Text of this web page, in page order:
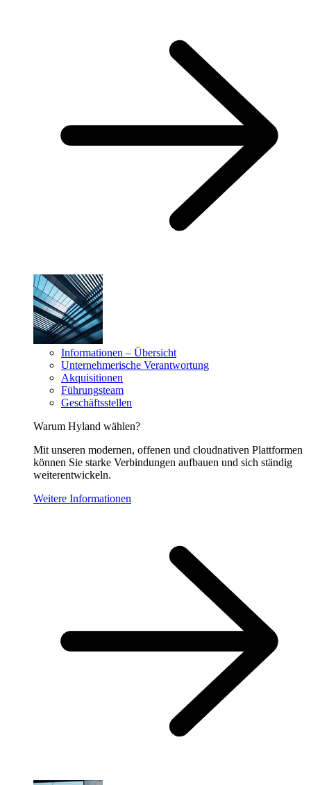
Informationen – Übersicht
Unternehmerische Verantwortung
Akquisitionen
Führungsteam
Geschäftsstellen
Warum Hyland wählen?
Mit unseren modernen, offenen und cloudnativen Plattformen
können Sie starke Verbindungen aufbauen und sich ständig
weiterentwickeln.
Weitere Informationen